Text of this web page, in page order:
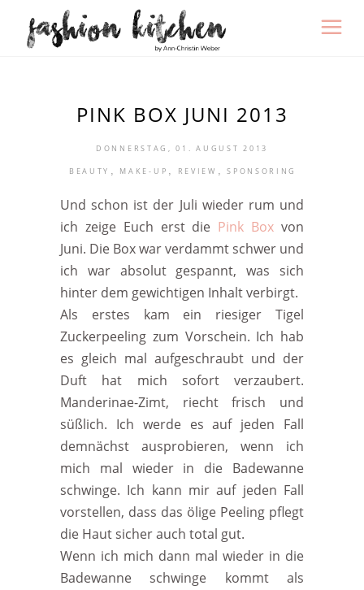
PINK BOX JUNI 2013
DONNERSTAG, 01. AUGUST 2013
BEAUTY , MAKE-UP , REVIEW , SPONSORING
Und schon ist der Juli wieder rum und
ich zeige Euch erst die Pink Box von
Juni. Die Box war verdammt schwer und
ich war absolut gespannt, was sich
hinter dem gewichtigen Inhalt verbirgt.
Als erstes kam ein riesiger Tigel
Zuckerpeeling zum Vorschein. Ich hab
es gleich mal aufgeschraubt und der
Duft hat mich sofort verzaubert.
Manderinae-Zimt, riecht frisch und
süßlich. Ich werde es auf jeden Fall
demnächst ausprobieren, wenn ich
mich mal wieder in die Badewanne
schwinge. Ich kann mir auf jeden Fall
vorstellen, dass das ölige Peeling pflegt
die Haut sicher auch total gut.
Wenn ich mich dann mal wieder in die
Badewanne schwinge kommt als